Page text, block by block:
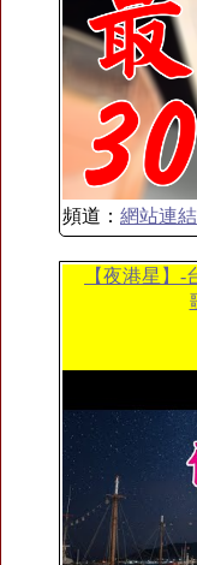
頻道： 網站連結
【夜港星】